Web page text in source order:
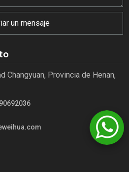
un mensaje
Changyuan, Provincia de Henan,